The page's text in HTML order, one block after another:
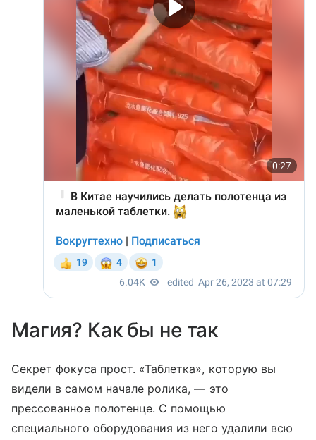
Магия? Как бы не так
Секрет фокуса прост. «Таблетка», которую вы
видели в самом начале ролика,— это
прессованное полотенце. С помощью
специального оборудования из него удалили всю